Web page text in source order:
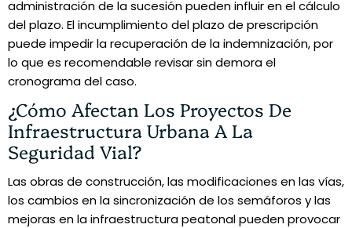
administración de la sucesión pueden influir en el cálculo
del plazo. El incumplimiento del plazo de prescripción
puede impedir la recuperación de la indemnización, por
lo que es recomendable revisar sin demora el
cronograma del caso.
¿Cómo Afectan Los Proyectos De
Infraestructura Urbana A La
Seguridad Vial?
Las obras de construcción, las modificaciones en las vías,
los cambios en la sincronización de los semáforos y las
mejoras en la infraestructura peatonal pueden provocar